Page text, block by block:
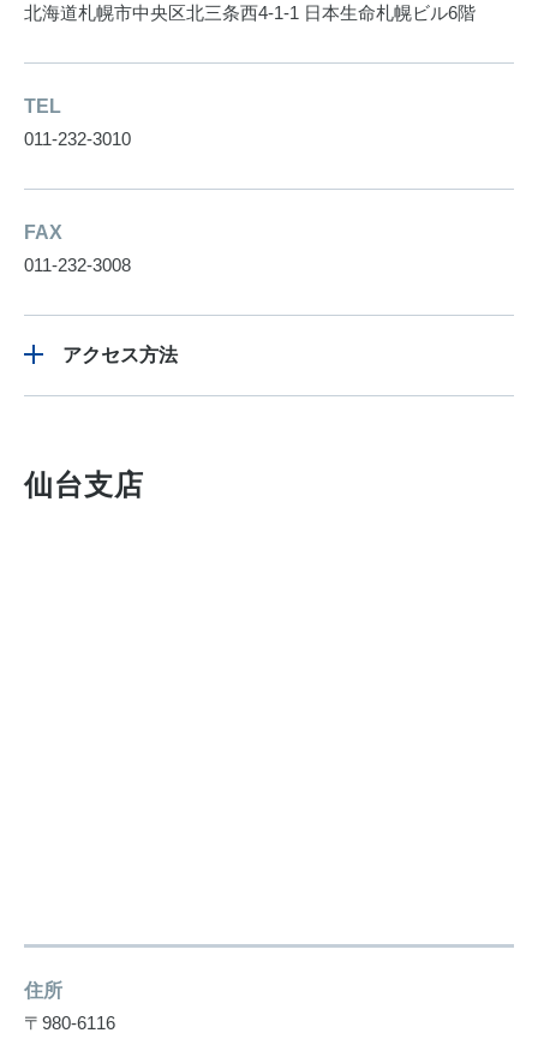
北海道札幌市中央区北三条西4-1-1 日本生命札幌ビル6階
TEL
011-232-3010
FAX
011-232-3008
アクセス方法
仙台支店
住所
〒980-6116